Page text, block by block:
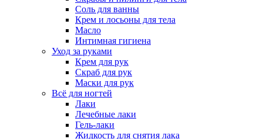
Соль для ванны
Крем и лосьоны для тела
Масло
Интимная гигиена
Уход за руками
Крем для рук
Скраб для рук
Маски для рук
Всё для ногтей
Лаки
Лечебные лаки
Гель-лаки
Жидкость для снятия лака